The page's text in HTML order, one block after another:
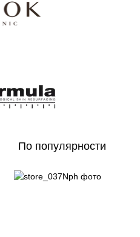
По популярности